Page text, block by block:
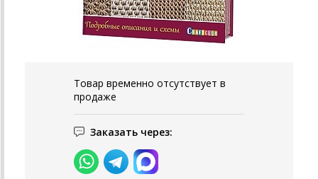
Товар временно отсутствует в
продаже
Заказать через: